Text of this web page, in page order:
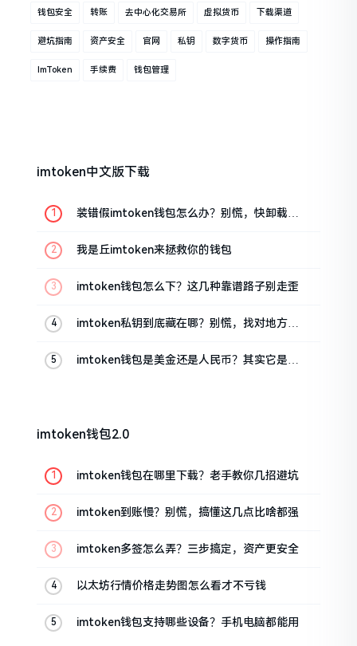
钱包安全 转账 去中心化交易所 虚拟货币 下载渠道
避坑指南 资产安全 官网 私钥 数字货币 操作指南
ImToken 手续费 钱包管理
imtoken中文版下载
装错假imtoken钱包怎么办？别慌，快卸载，
我是丘imtoken来拯救你的钱包
imtoken钱包怎么下？这几种靠谱路子别走歪
imtoken私钥到底藏在哪？别慌，找对地方才
imtoken钱包是美金还是人民币？其实它是个
imtoken钱包2.0
imtoken钱包在哪里下载？老手教你几招避坑
imtoken到账慢？别慌，搞懂这几点比啥都强
imtoken多签怎么弄？三步搞定，资产更安全
以太坊行情价格走势图怎么看才不亏钱
imtoken钱包支持哪些设备？手机电脑都能用